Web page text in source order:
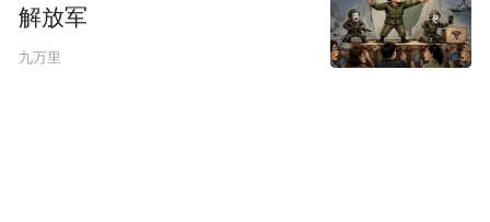
解放军
九万里